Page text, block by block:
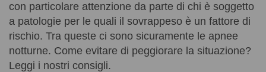
con particolare attenzione da parte di chi è soggetto
a patologie per le quali il sovrappeso è un fattore di
rischio. Tra queste ci sono sicuramente le apnee
notturne. Come evitare di peggiorare la situazione?
Leggi i nostri consigli.